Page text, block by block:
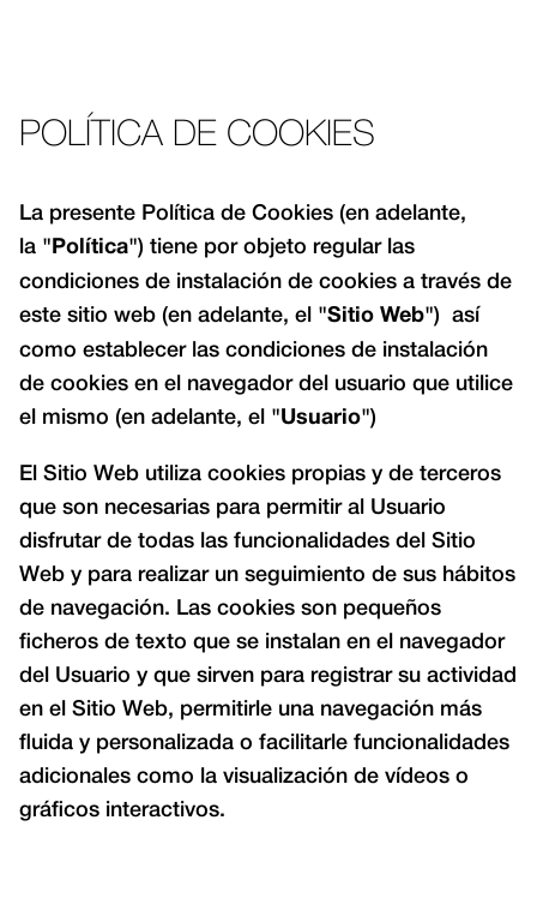
POLÍTICA DE COOKIES
La presente Política de Cookies (en adelante,
la "Política") tiene por objeto regular las
condiciones de instalación de cookies a través de
este sitio web (en adelante, el "Sitio Web") así
como establecer las condiciones de instalación
de cookies en el navegador del usuario que utilice
el mismo (en adelante, el "Usuario")
El Sitio Web utiliza cookies propias y de terceros
que son necesarias para permitir al Usuario
disfrutar de todas las funcionalidades del Sitio
Web y para realizar un seguimiento de sus hábitos
de navegación. Las cookies son pequeños
ficheros de texto que se instalan en el navegador
del Usuario y que sirven para registrar su actividad
en el Sitio Web, permitirle una navegación más
fluida y personalizada o facilitarle funcionalidades
adicionales como la visualización de vídeos o
gráficos interactivos.